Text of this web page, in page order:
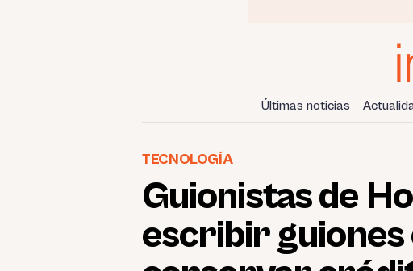
Últimas noticias
TECNOLOGÍA
Guionistas de
escribir guiones